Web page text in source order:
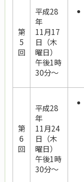
第
5
回
平成28
年
11月17
日（木
曜日）
午後1時
30分～
第
6
回
平成28
年
11月24
日（木
曜日）
午後1時
30分～